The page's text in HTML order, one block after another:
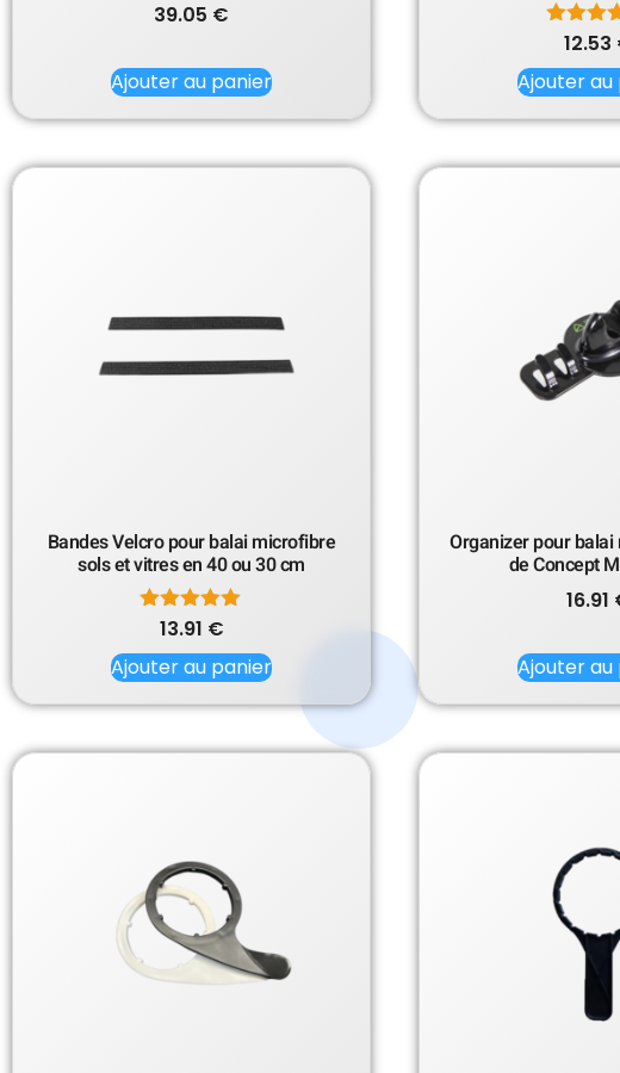
39.05 €
Ajouter au panier
Note
sur
12.53
Ajouter au
Bandes Velcro pour balai microfibre
sols et vitres en 40 ou 30 cm
Note
sur 5
13.91 €
Ajouter au panier
Organizer pour
de Concept
16.91
Ajouter au